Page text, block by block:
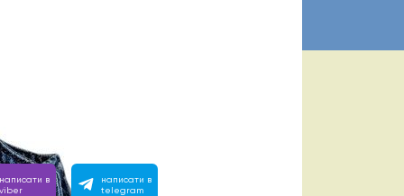
ДОПОМОГА? МИ ПОРЯД:
10:00 до 22:00
на будь-яке запитання, зателефонуйте або напишіть
написати в
viber
написати в
telegram